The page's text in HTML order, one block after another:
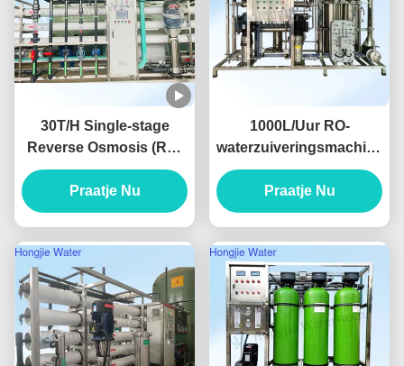
30T/H Single-stage
Reverse Osmosis (RO)
Pure Water System For
The Lithium Battery
Industry
Praatje Nu
1000L/Uur RO-
waterzuiveringsmachine
met geleidbaarheid <
10μs/cm en garantie
van 2 jaar voor zuivere
Praatje Nu